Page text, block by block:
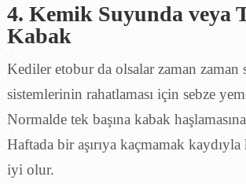
4. Kemik Suyunda veya
Kabak
Kediler etobur da olsalar zaman zaman
sistemlerinin rahatlaması için sebze
Normalde tek başına kabak
Haftada bir aşırıya kaçmamak
iyi olur.